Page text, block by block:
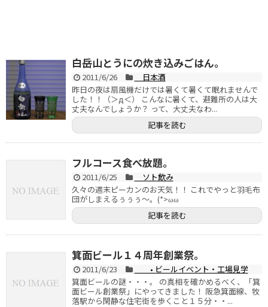
白岳山とうにの炊き込みごはん。
2011/6/26
日本酒
昨日の夜は扇風機だけでは暑くて暑くて眠れませんで
した！！（＞д＜） こんなに暑くて、避難所の人は大
丈夫なんでしょうか？ って、大丈夫なわ...
記事を読む
フルコース食べ放題。
2011/6/25
ソト飲み
久々の週末ピーカンのお天気！！ これでやっと羽毛布
団がしまえるぅぅぅ～。(*>ωω
記事を読む
箕面ビール１４周年創業祭。
2011/6/23
• ビールイベント・工場見学
箕面ビールの謎・・・。 の真相を確かめるべく、「箕
面ビール創業祭」にやってきました！ 阪急箕面線、牧
落駅から閑静な住宅街を歩くこと１５分・・...